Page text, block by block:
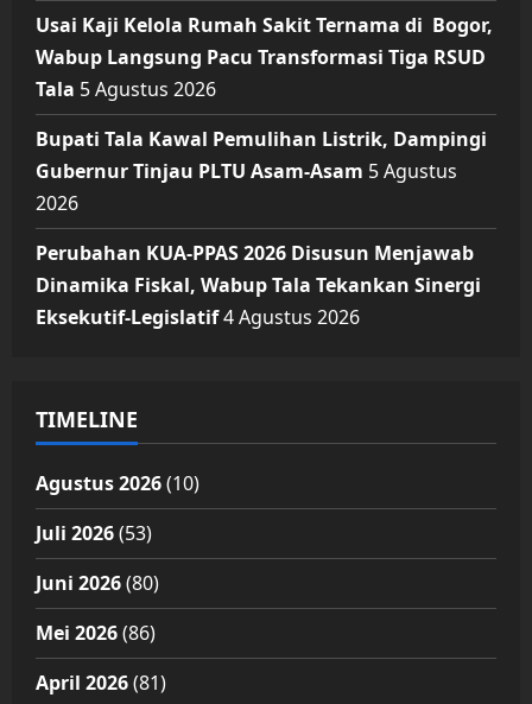
Usai Kaji Kelola Rumah Sakit Ternama di Bogor,
Wabup Langsung Pacu Transformasi Tiga RSUD
Tala 5 Agustus 2026
Bupati Tala Kawal Pemulihan Listrik, Dampingi
Gubernur Tinjau PLTU Asam-Asam 5 Agustus
2026
Perubahan KUA-PPAS 2026 Disusun Menjawab
Dinamika Fiskal, Wabup Tala Tekankan Sinergi
Eksekutif-Legislatif4 Agustus 2026
TIMELINE
Agustus 2026(10)
Juli 2026(53)
Juni 2026(80)
Mei 2026(86)
April 2026(81)